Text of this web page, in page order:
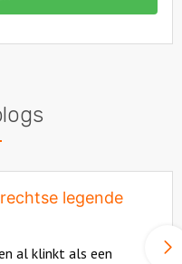
legende
al klinkt als een